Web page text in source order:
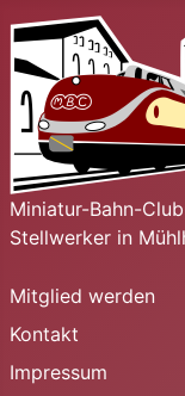
Miniatur-Bahn-
Stellwerker in
Mitglied werden
Kontakt
Impressum